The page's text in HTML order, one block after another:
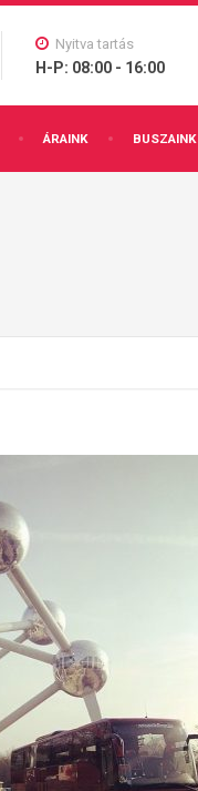
ÁRAINK BUSZAINK
Nyitva tartás
H-P: 08:00 - 16:00